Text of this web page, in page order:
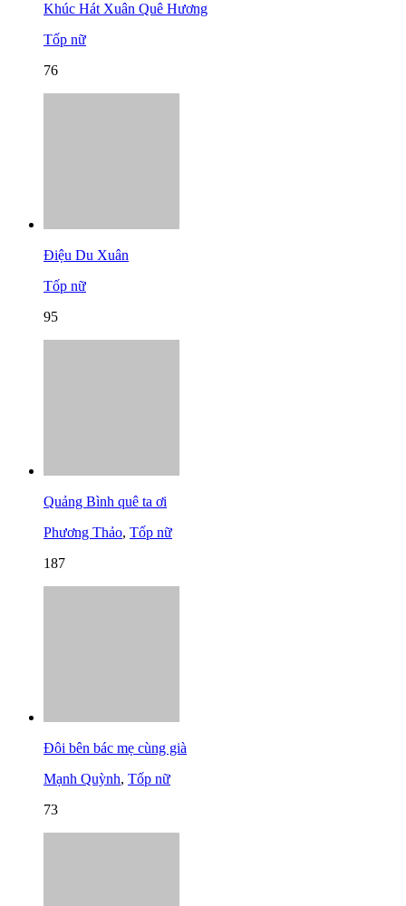
Khúc Hát Xuân Quê Hương
Tốp nữ
76
Điệu Du Xuân
Tốp nữ
95
Quảng Bình quê ta ơi
Phương Thảo, Tốp nữ
187
Đôi bên bác mẹ cùng già
Mạnh Quỳnh, Tốp nữ
73